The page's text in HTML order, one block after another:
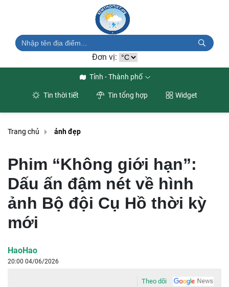
Đơn vị:
Tỉnh - Thành phố
Tin thời tiết Tin tổng hợp Widget
Trang chủ ảnh đẹp
Phim “Không giới hạn”:
Dấu ấn đậm nét về hình
ảnh Bộ đội Cụ Hồ thời kỳ
mới
HaoHao
20:00 04/06/2026
Theo dõi